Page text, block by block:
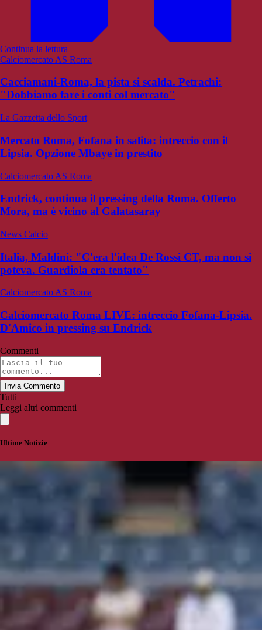
Continua la lettura
Calciomercato AS Roma
Cacciamani-Roma, la pista si scalda. Petrachi:
"Dobbiamo fare i conti col mercato"
La Gazzetta dello Sport
Mercato Roma, Fofana in salita: intreccio con il
Lipsia. Opzione Mbaye in prestito
Calciomercato AS Roma
Endrick, continua il pressing della Roma. Offerto
Mora, ma è vicino al Galatasaray
News Calcio
Italia, Maldini: "C'era l'idea De Rossi CT, ma non si
poteva. Guardiola era tentato"
Calciomercato AS Roma
Calciomercato Roma LIVE: intreccio Fofana-Lipsia.
D'Amico in pressing su Endrick
Commenti
Invia Commento
Tutti
Leggi altri commenti
Ultime Notizie